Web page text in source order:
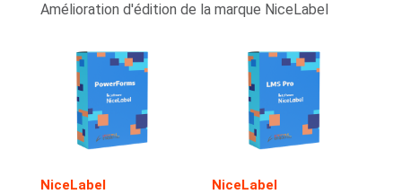
Amélioration d'édition de la marque NiceLabel
NiceLabel NiceLabel